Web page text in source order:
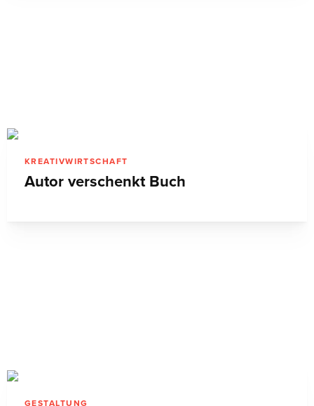
KREATIVWIRTSCHAFT
Autor verschenkt Buch
GESTALTUNG